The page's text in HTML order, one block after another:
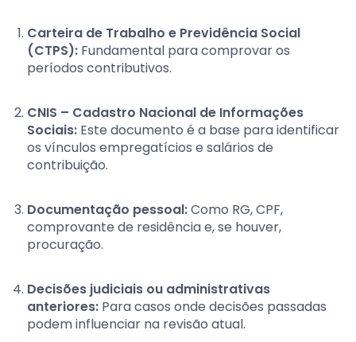
Carteira de Trabalho e Previdência Social
(CTPS): Fundamental para comprovar os
períodos contributivos.
CNIS – Cadastro Nacional de Informações
Sociais: Este documento é a base para identificar
os vínculos empregatícios e salários de
contribuição.
Documentação pessoal:Como RG, CPF,
comprovante de residência e, se houver,
procuração.
Decisões judiciais ou administrativas
anteriores: Para casos onde decisões passadas
podem influenciar na revisão atual.